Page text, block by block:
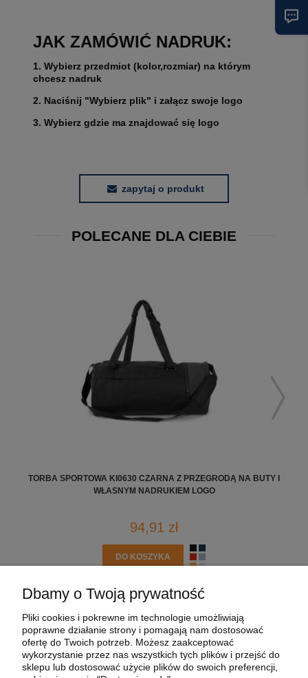
JAK ZAMÓWIĆ NADRUK:
1. Wybierz przedmiot (kolor,rozmiar) na którym
chcesz nadruk
2. Naciśnij "Wybierz plik" i załącz swoje logo
3. Wybierz gdzie ma znajdować się logo
zapytaj o produkt
POLECANE DLA CIEBIE
TORBA SPORTOWA KI0630 CZARNA Z PRZEGRODĄ NA BUTY I
WŁASNYM NADRUKIEM LOGO
94,91 zł
DO KOSZYKA
MOJE KONTO
PŁATNOŚCI I DOSTAWA
Dbamy o Twoją prywatność
Pliki cookies i pokrewne im technologie umożliwiają
poprawne działanie strony i pomagają nam dostosować
ofertę do Twoich potrzeb. Możesz zaakceptować
wykorzystanie przez nas wszystkich tych plików i przejść do
sklepu lub dostosować użycie plików do swoich preferencji,